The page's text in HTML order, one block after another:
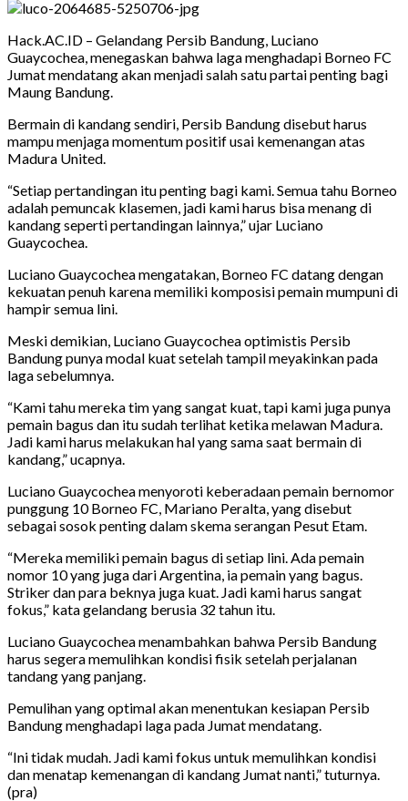
Hack.AC.ID – Gelandang Persib Bandung, Luciano
Guaycochea, menegaskan bahwa laga menghadapi Borneo FC
Jumat mendatang akan menjadi salah satu partai penting bagi
Maung Bandung.
Bermain di kandang sendiri, Persib Bandung disebut harus
mampu menjaga momentum positif usai kemenangan atas
Madura United.
“Setiap pertandingan itu penting bagi kami. Semua tahu Borneo
adalah pemuncak klasemen, jadi kami harus bisa menang di
kandang seperti pertandingan lainnya,” ujar Luciano
Guaycochea.
Luciano Guaycochea mengatakan, Borneo FC datang dengan
kekuatan penuh karena memiliki komposisi pemain mumpuni di
hampir semua lini.
Meski demikian, Luciano Guaycochea optimistis Persib
Bandung punya modal kuat setelah tampil meyakinkan pada
laga sebelumnya.
“Kami tahu mereka tim yang sangat kuat, tapi kami juga punya
pemain bagus dan itu sudah terlihat ketika melawan Madura.
Jadi kami harus melakukan hal yang sama saat bermain di
kandang,” ucapnya.
Luciano Guaycochea menyoroti keberadaan pemain bernomor
punggung 10 Borneo FC, Mariano Peralta, yang disebut
sebagai sosok penting dalam skema serangan Pesut Etam.
“Mereka memiliki pemain bagus di setiap lini. Ada pemain
nomor 10 yang juga dari Argentina, ia pemain yang bagus.
Striker dan para beknya juga kuat. Jadi kami harus sangat
fokus,” kata gelandang berusia 32 tahun itu.
Luciano Guaycochea menambahkan bahwa Persib Bandung
harus segera memulihkan kondisi fisik setelah perjalanan
tandang yang panjang.
Pemulihan yang optimal akan menentukan kesiapan Persib
Bandung menghadapi laga pada Jumat mendatang.
“Ini tidak mudah. Jadi kami fokus untuk memulihkan kondisi
dan menatap kemenangan di kandang Jumat nanti,” tuturnya.
(pra)